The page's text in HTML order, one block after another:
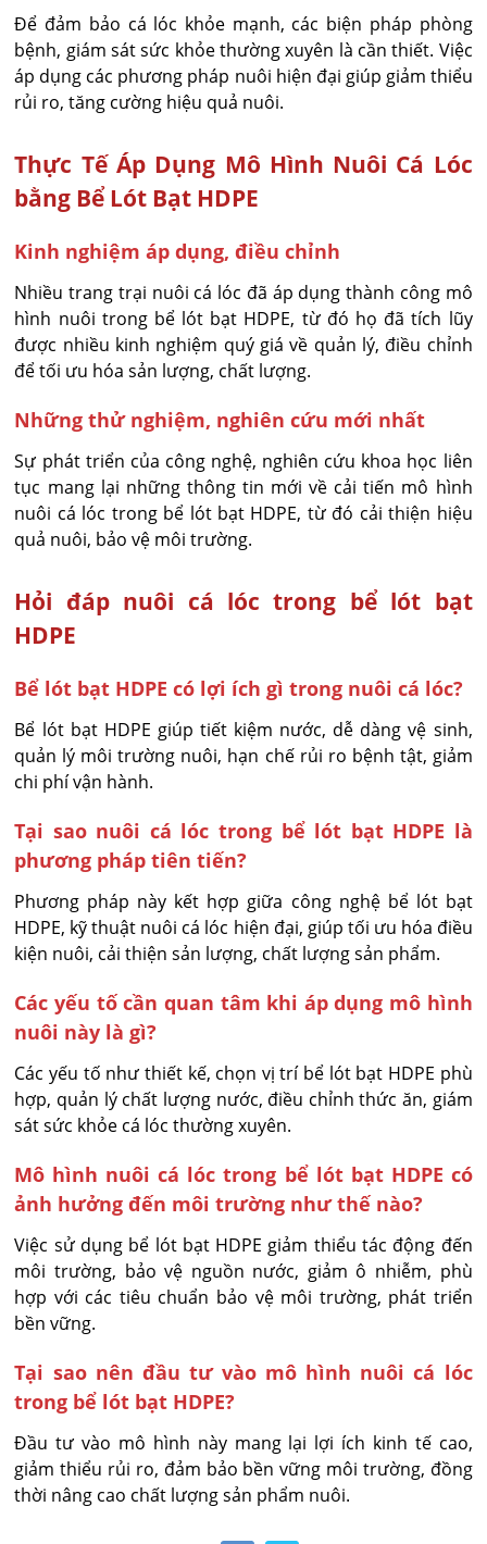
Để đảm bảo cá lóc khỏe mạnh, các biện pháp phòng
bệnh, giám sát sức khỏe thường xuyên là cần thiết. Việc
áp dụng các phương pháp nuôi hiện đại giúp giảm thiểu
rủi ro, tăng cường hiệu quả nuôi.
Thực Tế Áp Dụng Mô Hình Nuôi Cá Lóc
bằng Bể Lót Bạt HDPE
Kinh nghiệm áp dụng, điều chỉnh
Nhiều trang trại nuôi cá lóc đã áp dụng thành công mô
hình nuôi trong bể lót bạt HDPE, từ đó họ đã tích lũy
được nhiều kinh nghiệm quý giá về quản lý, điều chỉnh
để tối ưu hóa sản lượng, chất lượng.
Những thử nghiệm, nghiên cứu mới nhất
Sự phát triển của công nghệ, nghiên cứu khoa học liên
tục mang lại những thông tin mới về cải tiến mô hình
nuôi cá lóc trong bể lót bạt HDPE, từ đó cải thiện hiệu
quả nuôi, bảo vệ môi trường.
Hỏi đáp nuôi cá lóc trong bể lót bạt
HDPE
Bể lót bạt HDPE có lợi ích gì trong nuôi cá lóc?
Bể lót bạt HDPE giúp tiết kiệm nước, dễ dàng vệ sinh,
quản lý môi trường nuôi, hạn chế rủi ro bệnh tật, giảm
chi phí vận hành.
Tại sao nuôi cá lóc trong bể lót bạt HDPE là
phương pháp tiên tiến?
Phương pháp này kết hợp giữa công nghệ bể lót bạt
HDPE, kỹ thuật nuôi cá lóc hiện đại, giúp tối ưu hóa điều
kiện nuôi, cải thiện sản lượng, chất lượng sản phẩm.
Các yếu tố cần quan tâm khi áp dụng mô hình
nuôi này là gì?
Các yếu tố như thiết kế, chọn vị trí bể lót bạt HDPE phù
hợp, quản lý chất lượng nước, điều chỉnh thức ăn, giám
sát sức khỏe cá lóc thường xuyên.
Mô hình nuôi cá lóc trong bể lót bạt HDPE có
ảnh hưởng đến môi trường như thế nào?
Việc sử dụng bể lót bạt HDPE giảm thiểu tác động đến
môi trường, bảo vệ nguồn nước, giảm ô nhiễm, phù
hợp với các tiêu chuẩn bảo vệ môi trường, phát triển
bền vững.
Tại sao nên đầu tư vào mô hình nuôi cá lóc
trong bể lót bạt HDPE?
Đầu tư vào mô hình này mang lại lợi ích kinh tế cao,
giảm thiểu rủi ro, đảm bảo bền vững môi trường, đồng
thời nâng cao chất lượng sản phẩm nuôi.